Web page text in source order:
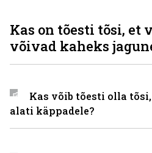
Kas on tõesti tõsi, et
võivad kaheks
Kas võib tõesti olla
alati käppadele?